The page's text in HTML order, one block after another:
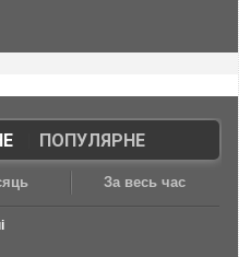
| ПОПУЛЯРНЕ
За весь час